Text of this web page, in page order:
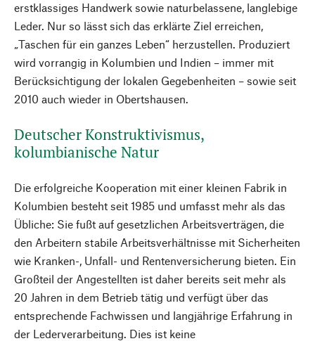
erstklassiges Handwerk sowie naturbelassene, langlebige
Leder. Nur so lässt sich das erklärte Ziel erreichen,
„Taschen für ein ganzes Leben“ herzustellen. Produziert
wird vorrangig in Kolumbien und Indien – immer mit
Berücksichtigung der lokalen Gegebenheiten – sowie seit
2010 auch wieder in Obertshausen.
Deutscher Konstruktivismus,
kolumbianische Natur
Die erfolgreiche Kooperation mit einer kleinen Fabrik in
Kolumbien besteht seit 1985 und umfasst mehr als das
Übliche: Sie fußt auf gesetzlichen Arbeitsverträgen, die
den Arbeitern stabile Arbeitsverhältnisse mit Sicherheiten
wie Kranken-, Unfall- und Rentenversicherung bieten. Ein
Großteil der Angestellten ist daher bereits seit mehr als
20 Jahren in dem Betrieb tätig und verfügt über das
entsprechende Fachwissen und langjährige Erfahrung in
der Lederverarbeitung. Dies ist keine